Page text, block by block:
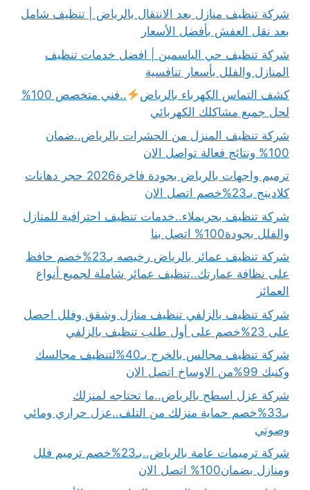
شركة تنظيف منازل بعد الانتقال بالرياض | تنظيف شامل
بعد نقل العفش بأفضل الأسعار
شركة تنظيف حي الياسمين | افضل خدمات تنظيف
المنازل والفلل بأسعار تنافسية
كشف التماس الكهرباء بالرياض
..فني متخصص 100%
لحل جميع مشاكلك الكهربائي
شركة تنظيف المنزل من الحشرات بالرياض..ضمان
100% ونتائج فعالة تواصل الان
ترميم واجهات بالرياض بجودة فاخرة2026 حجر دهانات
كلادينج بـ23%خصم اتصل الان
شركة تنظيف بحريملاء..خدمات تنظيف احترافية للمنازل
والفلل بجودة100% اتصل بنا
شركة تنظيف عمائر بالرياض رخيصه بـ23%خصم حافظ
على نظافة عمارتك..تنظيف عمائر شاملة لجميع أنواع
العمائر
شركة تنظيف بالزلفي تنظيف منازل وشقق وفلل احصل
على 23%خصم على أول طلب تنظيف بالزلفي
شركة تنظيف مجالس بالخرج بـ40%لتنظيف مجالسك
وكنبك 99%من الاوساخ اتصل الان
شركة عزل اسطح بالرياض..ما تحتاجه لمنزلك
بـ33%خصم حماية منزلك من التلف..عزل حراري ومائي
وصوتي
شركة ترميمات عامة بالرياض..بـ23%خصم ترميم فلل
ومنازل بضمان100% اتصل الان